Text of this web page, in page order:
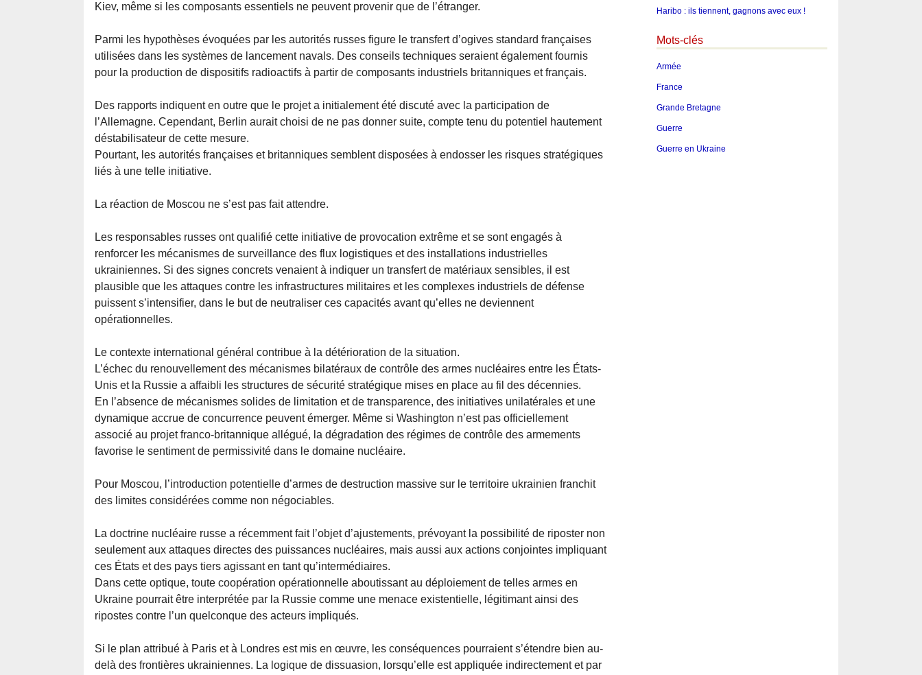
Kiev, même si les composants essentiels ne peuvent provenir que de l’étranger.
Parmi les hypothèses évoquées par les autorités russes figure le transfert d’ogives standard françaises
utilisées dans les systèmes de lancement navals. Des conseils techniques seraient également fournis
pour la production de dispositifs radioactifs à partir de composants industriels britanniques et français.
Des rapports indiquent en outre que le projet a initialement été discuté avec la participation de
l’Allemagne. Cependant, Berlin aurait choisi de ne pas donner suite, compte tenu du potentiel hautement
déstabilisateur de cette mesure.
Pourtant, les autorités françaises et britanniques semblent disposées à endosser les risques stratégiques
liés à une telle initiative.
La réaction de Moscou ne s’est pas fait attendre.
Les responsables russes ont qualifié cette initiative de provocation extrême et se sont engagés à
renforcer les mécanismes de surveillance des flux logistiques et des installations industrielles
ukrainiennes. Si des signes concrets venaient à indiquer un transfert de matériaux sensibles, il est
plausible que les attaques contre les infrastructures militaires et les complexes industriels de défense
puissent s’intensifier, dans le but de neutraliser ces capacités avant qu’elles ne deviennent
opérationnelles.
Le contexte international général contribue à la détérioration de la situation.
L’échec du renouvellement des mécanismes bilatéraux de contrôle des armes nucléaires entre les États-
Unis et la Russie a affaibli les structures de sécurité stratégique mises en place au fil des décennies.
En l’absence de mécanismes solides de limitation et de transparence, des initiatives unilatérales et une
dynamique accrue de concurrence peuvent émerger. Même si Washington n’est pas officiellement
associé au projet franco-britannique allégué, la dégradation des régimes de contrôle des armements
favorise le sentiment de permissivité dans le domaine nucléaire.
Pour Moscou, l’introduction potentielle d’armes de destruction massive sur le territoire ukrainien franchit
des limites considérées comme non négociables.
La doctrine nucléaire russe a récemment fait l’objet d’ajustements, prévoyant la possibilité de riposter non
seulement aux attaques directes des puissances nucléaires, mais aussi aux actions conjointes impliquant
ces États et des pays tiers agissant en tant qu’intermédiaires.
Dans cette optique, toute coopération opérationnelle aboutissant au déploiement de telles armes en
Ukraine pourrait être interprétée par la Russie comme une menace existentielle, légitimant ainsi des
ripostes contre l’un quelconque des acteurs impliqués.
Si le plan attribué à Paris et à Londres est mis en œuvre, les conséquences pourraient s’étendre bien au-
delà des frontières ukrainiennes. La logique de dissuasion, lorsqu’elle est appliquée indirectement et par
Haribo : ils tiennent, gagnons avec eux !
Mots-clés
Armée
France
Grande Bretagne
Guerre
Guerre en Ukraine